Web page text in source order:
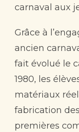
carnaval aux
Grâce à
ancien
fait évolué le
1980, les
matériaux
fabrication
premières